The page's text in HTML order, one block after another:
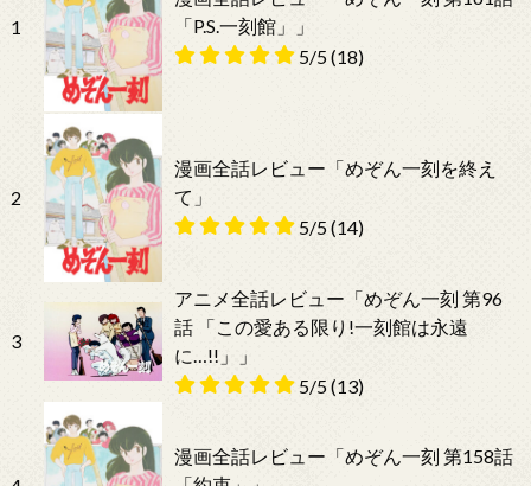
1
「P.S.一刻館」」
5/5(18)
2
漫画全話レビュー「めぞん一刻を終え
て」
5/5(14)
3
アニメ全話レビュー「めぞん一刻 第96
話 「この愛ある限り!一刻館は永遠
に…!!」」
5/5(13)
漫画全話レビュー「めぞん一刻 第158話